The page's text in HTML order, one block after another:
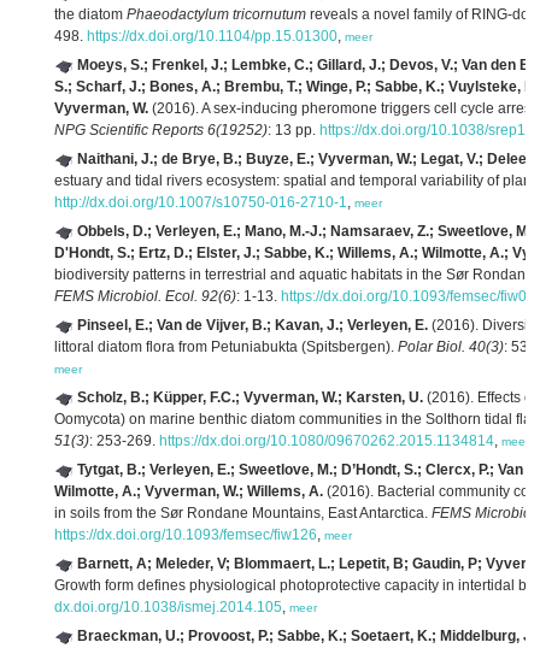
the diatom Phaeodactylum tricornutum reveals a novel family of RING-
498. https://dx.doi.org/10.1104/pp.15.01300, meer
Moeys, S.; Frenkel, J.; Lembke, C.; Gillard, J.; Devos, V.; Van den
S.; Scharf, J.; Bones, A.; Brembu, T.; Winge, P.; Sabbe, K.; Vuylsteke,
Vyverman, W. (2016). A sex-inducing pheromone triggers cell cycle
NPG Scientific Reports 6(19252): 13 pp. https://dx.doi.org/10.1038/
Naithani, J.; de Brye, B.; Buyze, E.; Vyverman, W.; Legat, V.;
estuary and tidal rivers ecosystem: spatial and temporal variability of
http://dx.doi.org/10.1007/s10750-016-2710-1, meer
Obbels, D.; Verleyen, E.; Mano, M.-J.; Namsaraev, Z.; Sweetlove,
D'Hondt, S.; Ertz, D.; Elster, J.; Sabbe, K.; Willems, A.; Wilmotte, A.;
biodiversity patterns in terrestrial and aquatic habitats in the Sør
FEMS Microbiol. Ecol. 92(6): 1-13. https://dx.doi.org/10.1093/femsec/
Pinseel, E.; Van de Vijver, B.; Kavan, J.; Verleyen, E. (2016).
littoral diatom flora from Petuniabukta (Spitsbergen). Polar Biol. 40(3):
meer
Scholz, B.; Küpper, F.C.; Vyverman, W.; Karsten, U. (2016). Effects
Oomycota) on marine benthic diatom communities in the Solthorn tidal
51(3): 253-269. https://dx.doi.org/10.1080/09670262.2015.1134814, meer
Tytgat, B.; Verleyen, E.; Sweetlove, M.; D’Hondt, S.; Clercx, P.; Van
Wilmotte, A.; Vyverman, W.; Willems, A. (2016). Bacterial community
in soils from the Sør Rondane Mountains, East Antarctica. FEMS
https://dx.doi.org/10.1093/femsec/fiw126, meer
Barnett, A; Meleder, V; Blommaert, L.; Lepetit, B; Gaudin, P;
Growth form defines physiological photoprotective capacity in intertidal
dx.doi.org/10.1038/ismej.2014.105, meer
Braeckman, U.; Provoost, P.; Sabbe, K.; Soetaert, K.; Middelburg,